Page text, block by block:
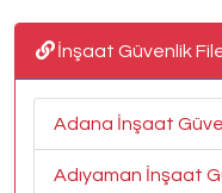
İnşaat Güvenlik
Adana İnşaat
Adıyaman İnşaat